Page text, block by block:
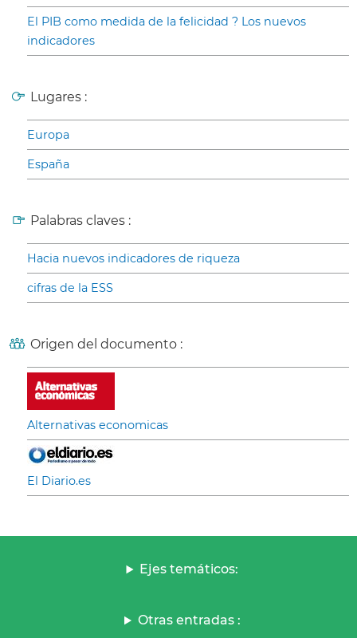
El PIB como medida de la felicidad ? Los nuevos
indicadores
Lugares :
Europa
España
Palabras claves :
Hacia nuevos indicadores de riqueza
cifras de la ESS
Origen del documento :
Alternativas economicas
El Diario.es
Ejes temáticos:
Otras entradas :